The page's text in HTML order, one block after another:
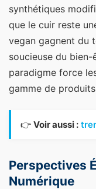
synthétiques
que le cuir reste
vegan gagnent du
soucieuse du
paradigme force
gamme de
👉 Voir aussi :
Perspectives
Numérique